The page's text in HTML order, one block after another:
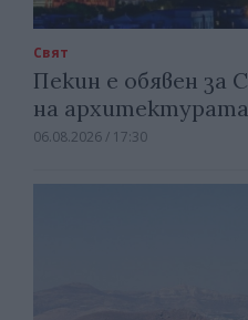
Свят
Пекин е обявен за
на архитектурата
06.08.2026 / 17:30